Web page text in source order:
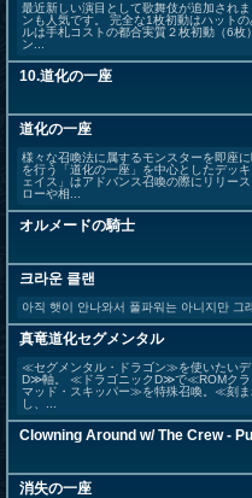
最近新しい演目として歌舞伎が追加され
ンも人気です。 完全な1枚初動はハット
ルは手札コストの都合実質２枚初動（6枚
ン...
10.道化の一座
道化の一座
様々な召喚法に属するモンスターを即座
を行う「道化の一座」を中心としたデッ
ェイス」はアドバンス召喚の際にリリー
ローや相...
オルメードの騎士
크라운 클랜
아직 햇이 안나와서 풀파워는 아니지만 그
真竜道化セグメンタル
≪セグメンタル・ドラゴン≫を使いたい
D≫軸。 ≪ドラゴニックD≫で≪ROMク
マッド・スキッパー≫を特殊召喚。≪刻
し、...
Clowning Around w/ The Crew -
消失の一座